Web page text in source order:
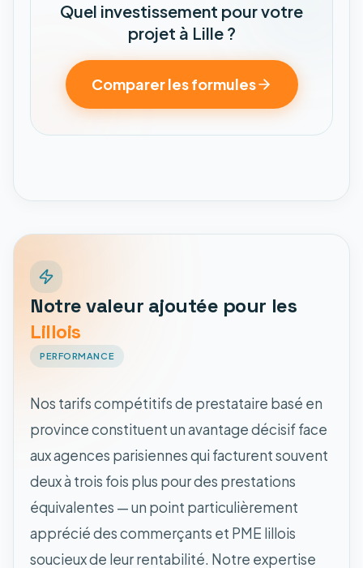
Quel investissement pour votre
projet à Lille ?
Comparer les formules
Notre valeur ajoutée pour les
Lillois
PERFORMANCE
Nos tarifs compétitifs de prestataire basé en
province constituent un avantage décisif face
aux agences parisiennes qui facturent souvent
deux à trois fois plus pour des prestations
équivalentes — un point particulièrement
apprécié des commerçants et PME lillois
soucieux de leur rentabilité. Notre expertise